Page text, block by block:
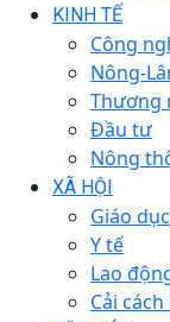
KINH TẾ
Công
Nông-
Thương
Đầu tư
Nông
XÃ HỘI
Giáo dục
Y tế
Lao
Cải